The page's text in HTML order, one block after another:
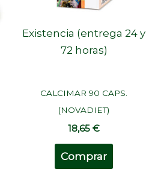
Existencia (entrega 24 y
72 horas)
CALCIMAR 90 CAPS.
(NOVADIET)
18,65€
Comprar